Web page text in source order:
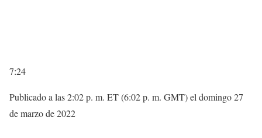
7:24
Publicado a las 2:02 p. m. ET (6:02 p. m. GMT) el domingo 27
de marzo de 2022